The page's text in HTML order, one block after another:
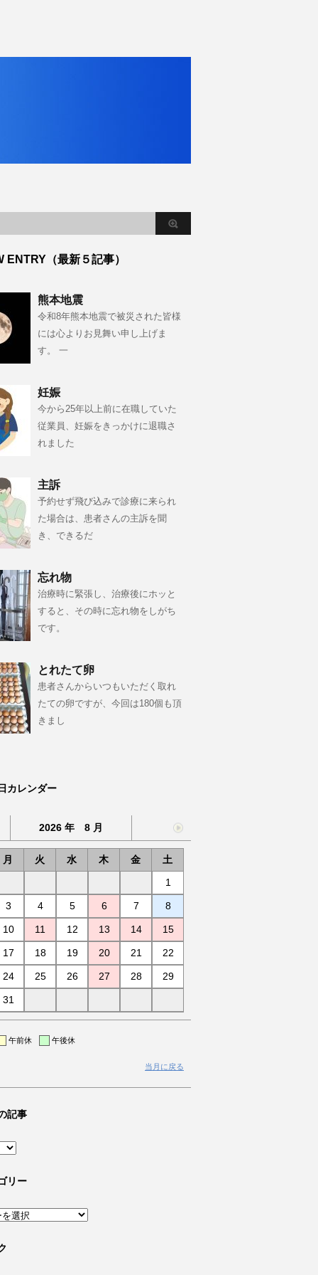
ENTRY（最新５記事）
熊本地震
令和8年熊本地震で被災された皆様
には心よりお見舞い申し上げま
す。 一
妊娠
今から25年以上前に在職していた
従業員、妊娠をきっかけに退職さ
れました
主訴
予約せず飛び込みで診療に来られ
た場合は、患者さんの主訴を聞
き、できるだ
忘れ物
治療時に緊張し、治療後にホッと
すると、その時に忘れ物をしがち
です。
とれたて卵
患者さんからいつもいただく取れ
たての卵ですが、今回は180個も頂
きまし
カレンダー
2026 年 8 月
月 火 水 木 金
土
1
3 4 5 6 7 8
10 11 12 13 14 15
17 18 19 20 21 22
24 25 26 27 28 29
31
午前休 午後休
当月に戻る
記事
リー